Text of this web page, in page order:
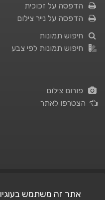
הדפסה על זכוכית
הדפסה על נייר צילום
חיפוש תמונות
חיפוש תמונות לפי צבע
פורום צילום
הצטרפו לאתר